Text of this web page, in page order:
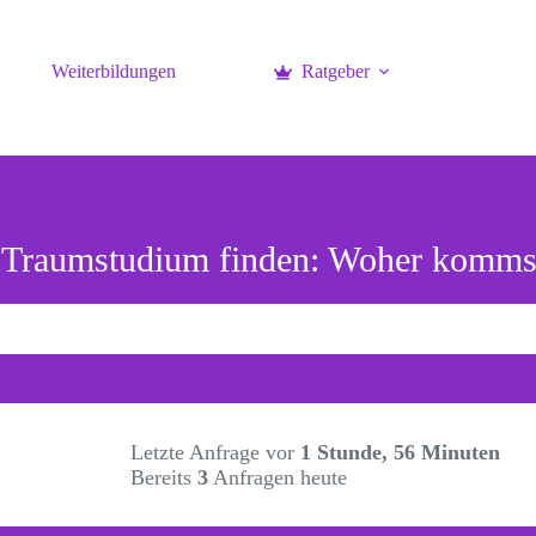
Weiterbildungen Ratgeber
finden: Woher
Letzte Anfrage vor 1 Stunde, 56 Minuten
Bereits 3Anfragen heute